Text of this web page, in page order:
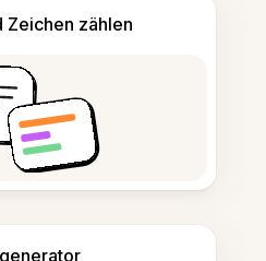
Zeichen zählen